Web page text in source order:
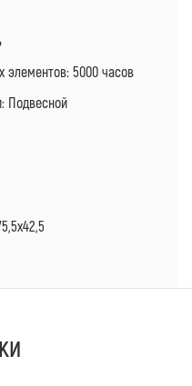
элементов: 5000 часов
Подвесной